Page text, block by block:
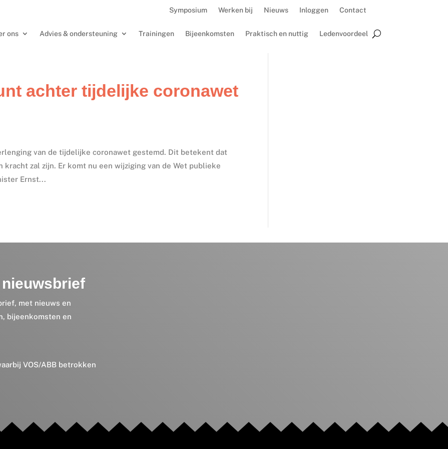
Symposium Werken bij Nieuws Inloggen Contact
ons Advies & ondersteuning Trainingen Bijeenkomsten Praktisch en nuttig Ledenvoordeel
achter tijdelijke coronawet
van de tijdelijke coronawet gestemd. Dit betekent dat
kracht zal zijn. Er komt nu een wijziging van de Wet publieke
Ernst...
met nieuws en
bijeenkomsten en
VOS/ABB betrokken